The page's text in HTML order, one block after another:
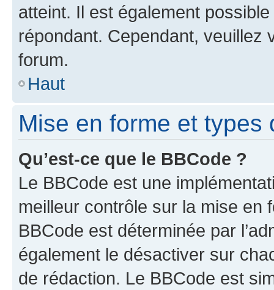
atteint. Il est également
répondant. Cependant,
forum.
Haut
Mise en forme et types
Qu’est-ce que le BBCode ?
Le BBCode est une
meilleur contrôle sur la mise en
BBCode est déterminée par
également le désactiver sur
de rédaction. Le BBCode est